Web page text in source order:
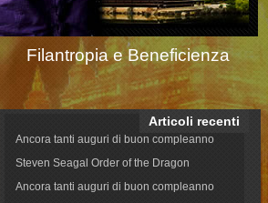
Filantropia e Beneficienza
Articoli recenti
Ancora tanti auguri di buon compleanno
Steven Seagal Order of the Dragon
Ancora tanti auguri di buon compleanno